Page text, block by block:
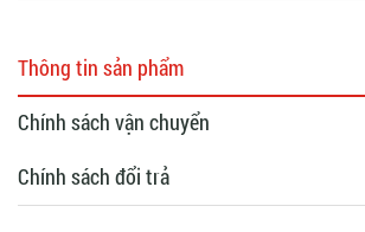
Thông tin sản phẩm
Chính sách vận chuyển
Chính sách đổi trả